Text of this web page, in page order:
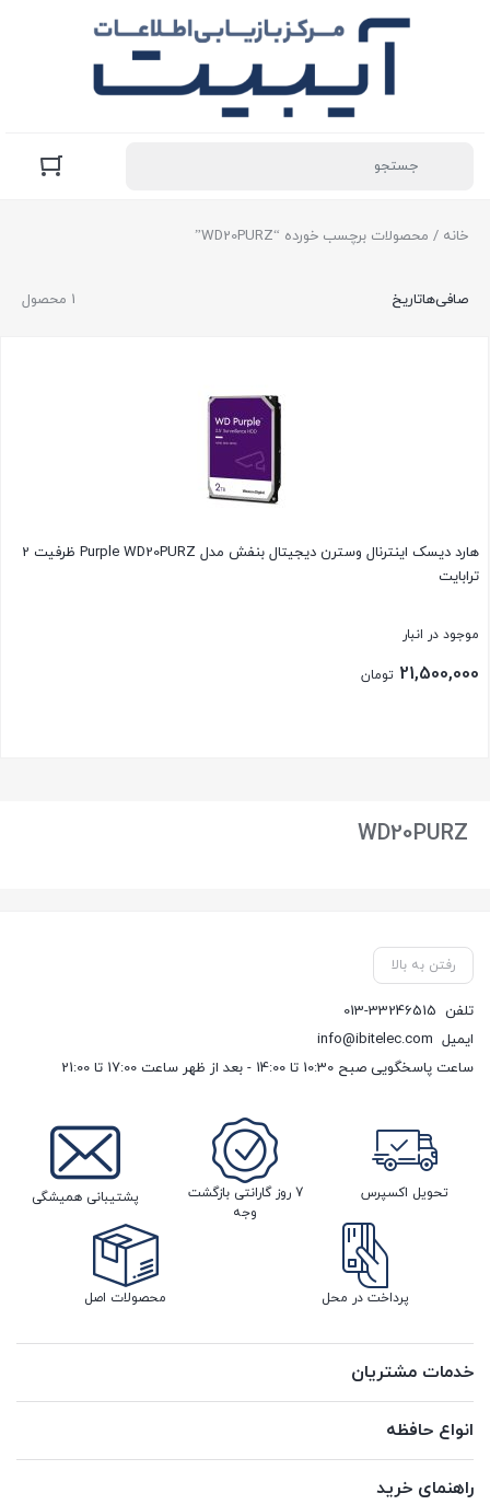
خانه / محصولات برچسب خورده “WD20PURZ”
1 محصول صافی‌هاتاریخ
هارد دیسک اینترنال وسترن دیجیتال بنفش مدل Purple WD20PURZ ظرفیت 2
ترابایت
موجود در انبار
21,500,000 تومان
WD20PURZ
رفتن به بالا
تلفن 013-33246515
ایمیل info@ibitelec.com
ساعت پاسخگویی صبح 10:30 تا 14:00 - بعد از ظهر ساعت 17:00 تا 21:00
تحویل اکسپرس
7 روز گارانتی بازگشت
وجه
پشتیبانی همیشگی
پرداخت در محل محصولات اصل
خدمات مشتریان
انواع حافظه
راهنمای خرید